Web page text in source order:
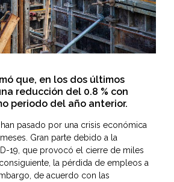
que, en los dos últimos
reducción del 0.8 % con
periodo del año anterior.
pasado por una crisis económica
Gran parte debido a la
19, que provocó el cierre de miles
la pérdida de empleos a
de acuerdo con las